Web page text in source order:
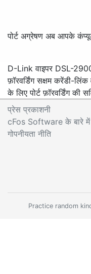
पोर्ट अग्रेषण अब आपके
D-Link वाइपर DSL-
फ़ॉरवर्डिंग सक्षम करेंडी-लिंक
के लिए पोर्ट फ़ॉरवर्डिंग की
प्रेस प्रकाशनी
cFos Software के बारे में
गोपनीयता नीति
Practice random